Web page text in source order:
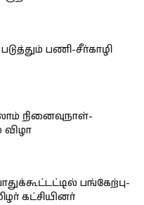
பணி-சீர்காழி
நினைவுநாள்-
விழா
பங்கேற்பு-
கட்சியினர்